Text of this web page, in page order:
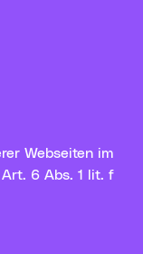
Webseiten im
6 Abs. 1 lit. f